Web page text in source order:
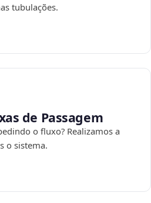
tubulações.
de Passagem
o fluxo? Realizamos a
o sistema.